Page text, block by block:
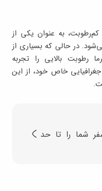
به عنوان یکی از
در حالی که بسیاری از
رطوبت بالایی را تجربه
خاص خود، از این
شما را تا حد